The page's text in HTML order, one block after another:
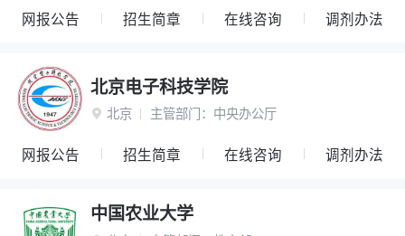
网报公告 招生简章 在线咨询 调剂办法
北京电子科技学院
 北京 主管部门： 中央办公厅
网报公告 招生简章 在线咨询 调剂办法
中国农业大学